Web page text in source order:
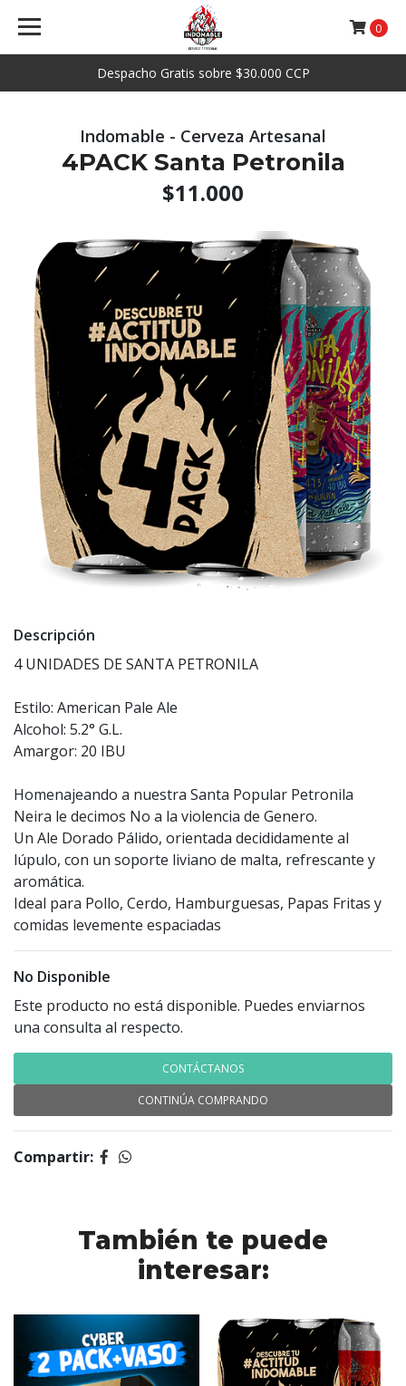
Despacho Gratis sobre $30.000 CCP
0
Indomable - Cerveza Artesanal
4PACK Santa Petronila
$11.000
Descripción
4 UNIDADES DE SANTA PETRONILA
Estilo: American Pale Ale
Alcohol: 5.2° G.L.
Amargor: 20 IBU
Homenajeando a nuestra Santa Popular Petronila
Neira le decimos No a la violencia de Genero.
Un Ale Dorado Pálido, orientada decididamente al
lúpulo, con un soporte liviano de malta, refrescante y
aromática.
Ideal para Pollo, Cerdo, Hamburguesas, Papas Fritas y
comidas levemente espaciadas
No Disponible
Este producto no está disponible. Puedes enviarnos
una consulta al respecto.
CONTÁCTANOS
CONTINÚA COMPRANDO
Compartir:
También te puede
interesar: